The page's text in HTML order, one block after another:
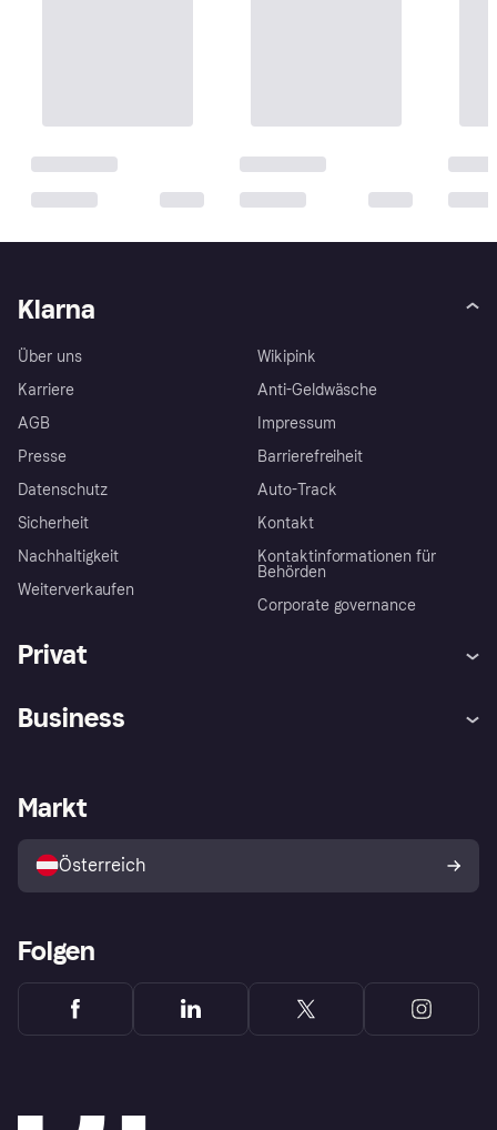
Klarna
Über uns
Karriere
AGB
Presse
Datenschutz
Sicherheit
Nachhaltigkeit
Weiterverkaufen
Wikipink
Anti-Geldwäsche
Impressum
Barrierefreiheit
Auto-Track
Kontakt
Kontaktinformationen für
Behörden
Corporate governance
Privat
Shops entdecken
Business
Händlerportal
Markt
Österreich
Folgen